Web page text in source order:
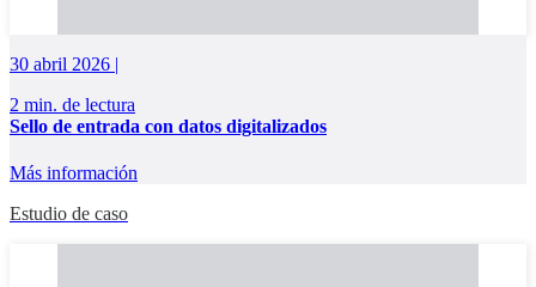
30 abril 2026 |
2 min. de lectura
Sello de entrada con datos digitalizados
Más información
Estudio de caso